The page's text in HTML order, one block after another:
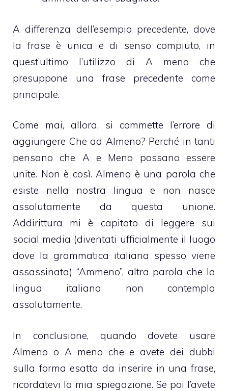
A differenza dell’esempio precedente, dove
la frase è unica e di senso compiuto, in
quest’ultimo l’utilizzo di A meno che
presuppone una frase precedente come
principale.
Come mai, allora, si commette l’errore di
aggiungere Che ad Almeno? Perché in tanti
pensano che A e Meno possano essere
unite. Non è così. Almeno è una parola che
esiste nella nostra lingua e non nasce
assolutamente da questa unione.
Addirittura mi è capitato di leggere sui
social media (diventati ufficialmente il luogo
dove la grammatica italiana spesso viene
assassinata) “Ammeno”, altra parola che la
lingua italiana non contempla
assolutamente.
In conclusione, quando dovete usare
Almeno o A meno che e avete dei dubbi
sulla forma esatta da inserire in una frase,
ricordatevi la mia spiegazione. Se poi l’avete